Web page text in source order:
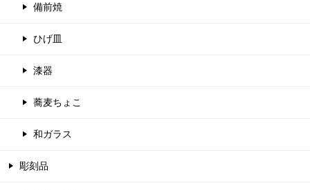
備前焼
ひげ皿
漆器
蕎麦ちょこ
和ガラス
彫刻品